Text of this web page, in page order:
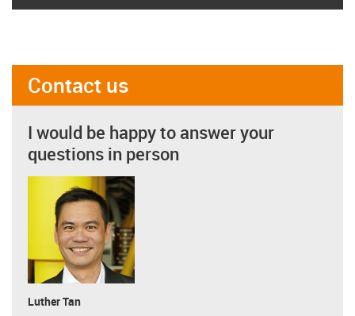
Contact us
I would be happy to answer your
questions in person
Luther Tan